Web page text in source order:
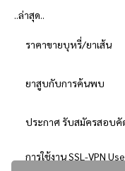
..ล่าสุด..
ราคาขายบุหรี่/ยาเส้น
ยาสูบกับการค้นพบ
ประกาศ รับสมัครสอบคั
การใช้งาน SSL-VPN